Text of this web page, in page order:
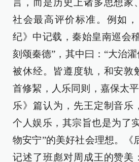
言，而是历史上诸多思想家
社会最高评价标准。例如
纪》中记载，秦始皇南巡会
刻颂秦德”，其中曰：“大治
被休经。皆遵度轨，和安敦
首修絜，人乐同则，嘉保太
乐》篇认为，先王定制音乐
个人娱乐，其宗旨也是为了
物安宁”的美好社会理想。《
记述了班彪对周成王的赞美